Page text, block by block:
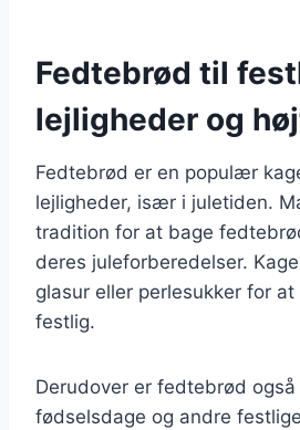
Fedtebrød til
lejligheder og
Fedtebrød er en populær
lejligheder, især i juletiden.
tradition for at bage
deres juleforberedelser.
glasur eller perlesukker for
festlig.
Derudover er fedtebrød
fødselsdage og andre